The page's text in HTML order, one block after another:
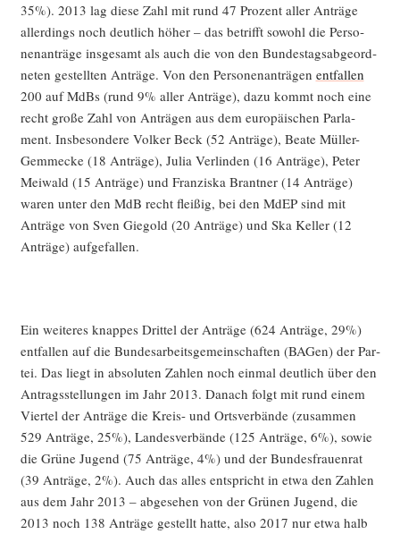
35%). 2013 lag die­se Zahl mit rund 47 Pro­zent aller Anträ­ge
aller­dings noch deut­lich höher – das betrifft sowohl die Per­so­
nen­an­trä­ge ins­ge­samt als auch die von den Bun­des­tags­ab­ge­ord­
ne­ten gestell­ten Anträ­ge. Von den Per­so­nen­an­trä­gen ent­fal­len
200 auf MdBs (rund 9% aller Anträ­ge), dazu kommt noch eine
recht gro­ße Zahl von Anträ­gen aus dem euro­päi­schen Par­la­
ment. Ins­be­son­de­re Vol­ker Beck (52 Anträ­ge), Bea­te Mül­ler-
Gem­me­cke (18 Anträ­ge), Julia Ver­lin­den (16 Anträ­ge), Peter
Mei­wald (15 Anträ­ge) und Fran­zis­ka Brant­ner (14 Anträ­ge)
waren unter den MdB recht flei­ßig, bei den MdEP sind mit
Anträ­ge von Sven Gie­gold (20 Anträ­ge) und Ska Kel­ler (12
Anträ­ge) aufgefallen.
Ein wei­te­res knap­pes Drit­tel der Anträ­ge (624 Anträ­ge, 29%)
ent­fal­len auf die Bun­des­ar­beits­ge­mein­schaf­ten (BAGen) der Par­
tei. Das liegt in abso­lu­ten Zah­len noch ein­mal deut­lich über den
Antrags­stel­lun­gen im Jahr 2013. Danach folgt mit rund einem
Vier­tel der Anträ­ge die Kreis- und Orts­ver­bän­de (zusam­men
529 Anträ­ge, 25%), Lan­des­ver­bän­de (125 Anträ­ge, 6%), sowie
die Grü­ne Jugend (75 Anträ­ge, 4%) und der Bun­des­frau­en­rat
(39 Anträ­ge, 2%). Auch das alles ent­spricht in etwa den Zah­len
aus dem Jahr 2013 – abge­se­hen von der Grü­nen Jugend, die
2013 noch 138 Anträ­ge gestellt hat­te, also 2017 nur etwa halb